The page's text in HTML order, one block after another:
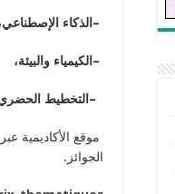
– الذكاء
– الكيمياء والبيئة،
– التخطيط
موقع الأكاديمية
الجوائز.